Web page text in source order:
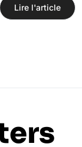
Lire l'article